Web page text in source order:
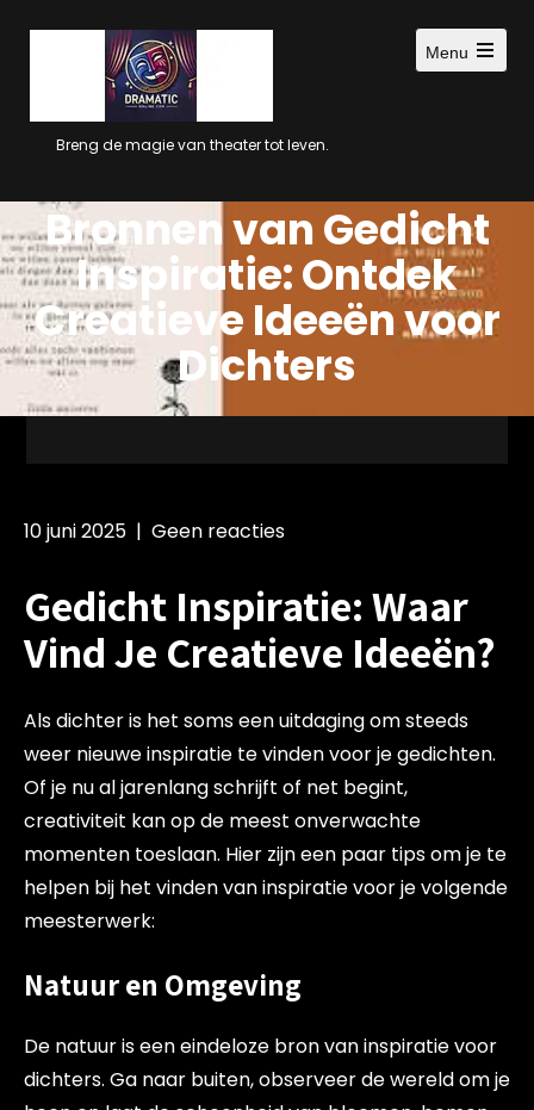
Breng de magie van theater tot leven.
Menu
Open
Bronnen van Gedicht
Inspiratie: Ontdek
Creatieve Ideeën voor
Dichters
10 juni 2025 | Geen reacties
Gedicht Inspiratie: Waar
Vind Je Creatieve Ideeën?
Als dichter is het soms een uitdaging om steeds
weer nieuwe inspiratie te vinden voor je gedichten.
Of je nu al jarenlang schrijft of net begint,
creativiteit kan op de meest onverwachte
momenten toeslaan. Hier zijn een paar tips om je te
helpen bij het vinden van inspiratie voor je volgende
meesterwerk:
Natuur en Omgeving
De natuur is een eindeloze bron van inspiratie voor
dichters. Ga naar buiten, observeer de wereld om je